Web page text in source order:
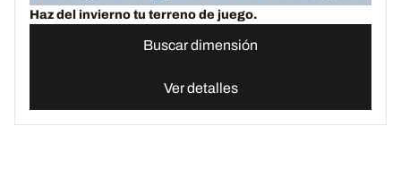
Haz del invierno tu terreno de juego.
Buscar dimensión
Ver detalles